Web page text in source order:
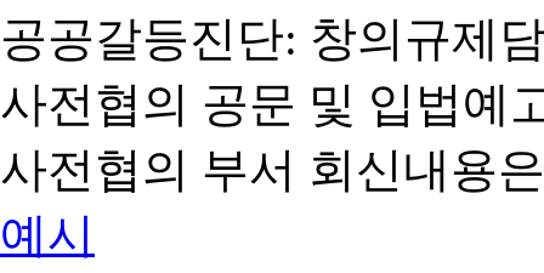
공공갈등진단: 창의규제
사전협의 공문 및 입법예
사전협의 부서 회신내용
예시